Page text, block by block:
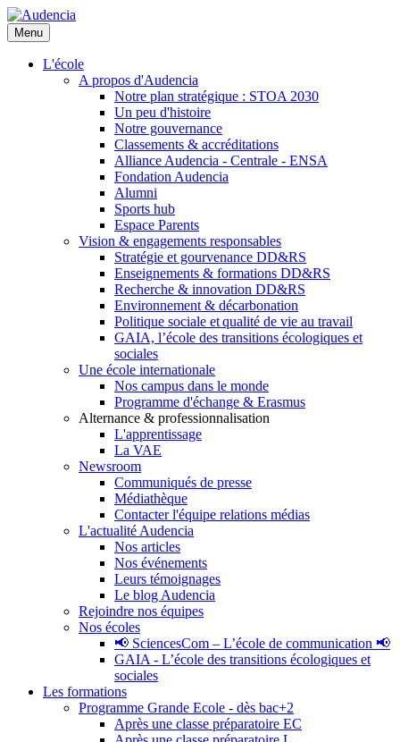
Aller
au
contenu
principal
Menu
L'école
A propos d'Audencia
Notre plan stratégique : STOA 2030
Un peu d'histoire
Notre gouvernance
Classements & accréditations
Alliance Audencia - Centrale - ENSA
Fondation Audencia
Alumni
Sports hub
Espace Parents
Vision & engagements responsables
Stratégie et gourvenance DD&RS
Enseignements & formations DD&RS
Recherche & innovation DD&RS
Environnement & décarbonation
Politique sociale et qualité de vie au travail
GAIA, l’école des transitions écologiques et
sociales
Une école internationale
Nos campus dans le monde
Programme d'échange & Erasmus
Alternance & professionnalisation
L'apprentissage
La VAE
Newsroom
Communiqués de presse
Médiathèque
Contacter l'équipe relations médias
L'actualité Audencia
Nos articles
Nos événements
Leurs témoignages
Le blog Audencia
Rejoindre nos équipes
Nos écoles
📢 SciencesCom – L’école de communication 📢
GAIA - L’école des transitions écologiques et
sociales
Les formations
Programme Grande Ecole - dès bac+2
Après une classe préparatoire EC